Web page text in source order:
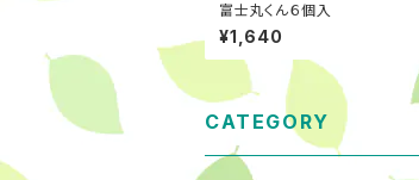
富士丸くん６個入
¥1,640
CATEGORY